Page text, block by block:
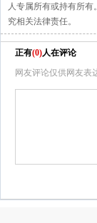
人专属所有或持有所
究相关法律责任。
正有(0)人在评论
网友评论仅供网友表